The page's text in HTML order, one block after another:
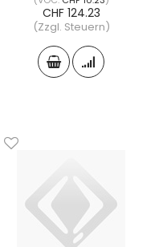
CHF 124.23
(Zzgl. Steuern)